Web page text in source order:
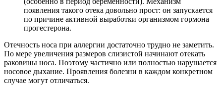
появления такого отека довольно прост: он запускается
по причине активной выработки организмом гормона
прогестерона.
Отечность носа при аллергии достаточно трудно не заметить.
По мере увеличения размеров слизистой начинают отекать
раковины носа. Поэтому частично или полностью нарушается
носовое дыхание. Проявления болезни в каждом конкретном
случае могут отличаться.